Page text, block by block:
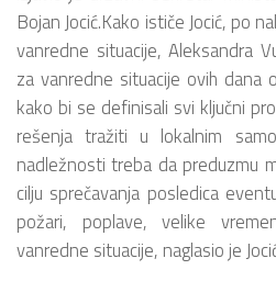
Bojan Jocić.Kako ističe Jocić, po
vanredne situacije, Aleksandra
za vanredne situacije ovih dana
kako bi se definisali svi ključni
rešenja tražiti u lokalnim
nadležnosti treba da preduzmu
cilju sprečavanja posledica
požari, poplave, velike
vanredne situacije, naglasio je